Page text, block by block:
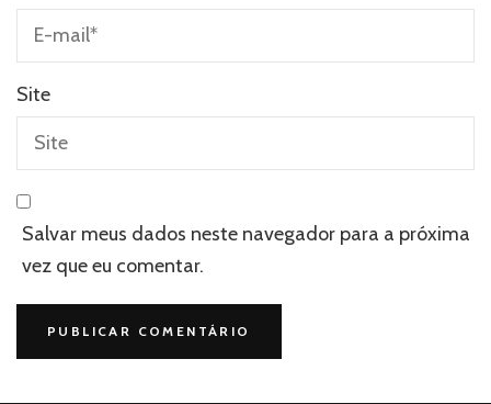
Site
Salvar meus dados neste navegador para a próxima
vez que eu comentar.